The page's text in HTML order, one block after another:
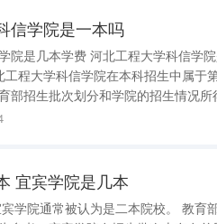
信学院是一本吗
院是二本，学费每年约为1.6万左右 。 关
次划分和学院的招生情况所得出的结论。 关于学
标准每年约为1.6万左右。这一数字
宜宾学院是几本